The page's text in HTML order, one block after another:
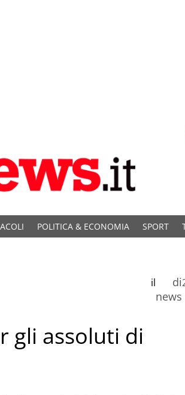
POLITICA & ECONOMIA SPORT
di
news
il
gli assoluti di